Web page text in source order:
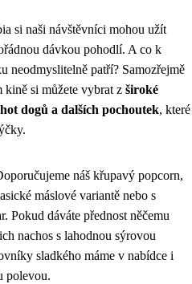
si naši návštěvníci mohou užít
dávkou pohodlí. A co k
neodmyslitelně patří? Samozřejmě
kině si můžete vybrat z široké
dogů a dalších pochoutek, které
náš křupavý popcorn,
máslové variantě nebo s
Pokud dáváte přednost něčemu
nachos s lahodnou sýrovou
sladkého máme v nabídce i
polevou.